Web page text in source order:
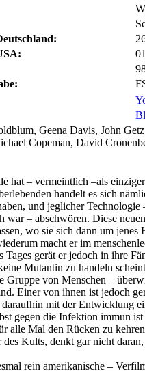
Geena Davis, John
Copeman, David
hat – vermeintlich –als
handelt es sich
und jeglicher Technologie
war – abschwören. Diese
wo sie sich dann um jenes
macht er im
Tages gerät er jedoch in ihre
Mutantin zu handeln
Gruppe von Menschen –
Einer von ihnen ist jedoch
mit der Entwicklung
gegen die Infektion immun
alle Mal den Rücken zu
Kults, denkt gar nicht
rein amerikanische –